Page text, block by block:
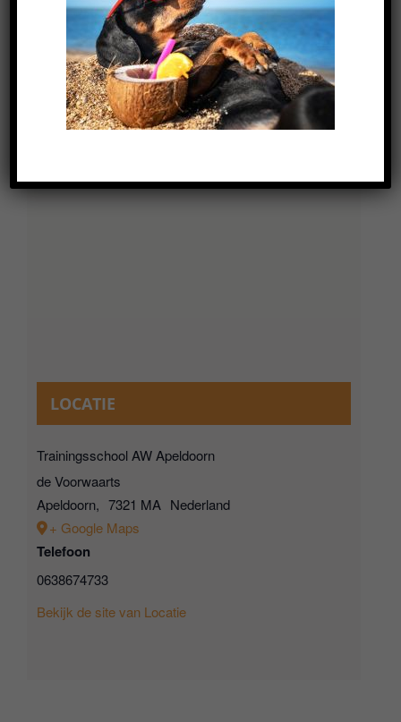
20:00 - 21:00
Kosten:
LOCATIE
Trainingsschool AW Apeldoorn
de Voorwaarts
Apeldoorn, 7321 MA Nederland
+ Google Maps
Telefoon
0638674733
Bekijk de site van Locatie